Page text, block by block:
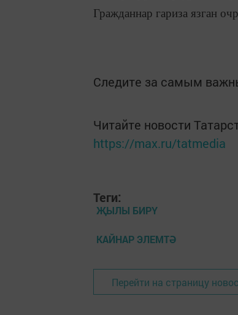
Гражданнар гариза язган
Следите за самым
Читайте новости
https://max.ru/tatmedia
Теги:
ҖЫЛЫ БИРҮ
КАЙНАР ЭЛЕМТӘ
Перейти на страницу